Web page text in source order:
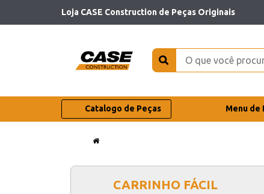
Loja CASE Construction de Peças Originais
Catalogo de Peças Menu de
CARRINHO FÁCIL